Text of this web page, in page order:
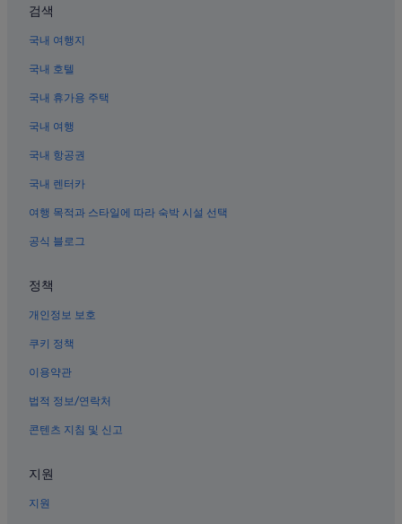
신미술관 근처 호텔
청주볼링장 근처 호텔
내수의 펜션
내수의 스파가 있는 리조트 및 호텔
내수의 모텔
상당산성 근처 호텔
흥덕사지 근처 호텔
충북의 하우스보트
청주 국립박물관 근처 호텔
내수의 2성급 호텔
내수 호텔
검색
국내 여행지
국내 호텔
국내 휴가용 주택
국내 여행
국내 항공권
국내 렌터카
여행 목적과 스타일에 따라 숙박 시설 선택
공식 블로그
정책
개인정보 보호
쿠키 정책
이용약관
법적 정보/연락처
콘텐츠 지침 및 신고
지원
지원